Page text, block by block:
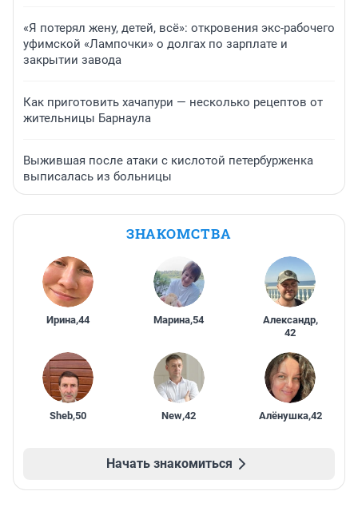
«Я потерял жену, детей, всё»: откровения экс-рабочего
уфимской «Лампочки» о долгах по зарплате и
закрытии завода
Как приготовить хачапури — несколько рецептов от
жительницы Барнаула
Выжившая после атаки с кислотой петербурженка
выписалась из больницы
ЗНАКОМСТВА
Ирина,44 Марина,54 Александр,
42
Sheb,50 New,42 Алёнушка,42
Начать знакомиться